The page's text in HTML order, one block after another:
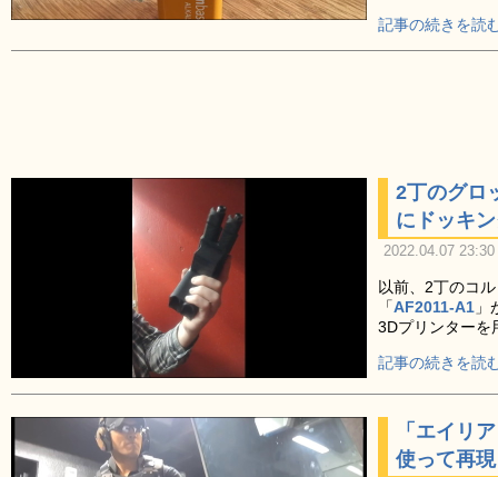
記事の続きを読
2丁のグロ
にドッキ
2022.04.07
以前、2丁のコ
「AF2011-A1」
3Dプリンターを
記事の続きを読
「エイリ
使って再